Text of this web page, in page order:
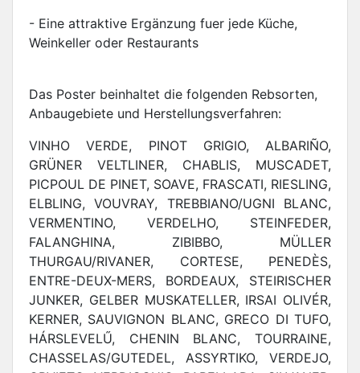
- Eine attraktive Ergänzung fuer jede Küche,
Weinkeller oder Restaurants
Das Poster beinhaltet die folgenden Rebsorten,
Anbaugebiete und Herstellungsverfahren:
VINHO VERDE, PINOT GRIGIO, ALBARIÑO,
GRÜNER VELTLINER, CHABLIS, MUSCADET,
PICPOUL DE PINET, SOAVE, FRASCATI, RIESLING,
ELBLING, VOUVRAY, TREBBIANO/UGNI BLANC,
VERMENTINO, VERDELHO, STEINFEDER,
FALANGHINA, ZIBIBBO, MÜLLER
THURGAU/RIVANER, CORTESE, PENEDÈS,
ENTRE-DEUX-MERS, BORDEAUX, STEIRISCHER
JUNKER, GELBER MUSKATELLER, IRSAI OLIVÉR,
KERNER, SAUVIGNON BLANC, GRECO DI TUFO,
HÁRSLEVELŰ, CHENIN BLANC, TOURRAINE,
CHASSELAS/GUTEDEL, ASSYRTIKO, VERDEJO,